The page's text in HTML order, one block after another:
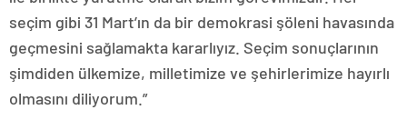
seçim gibi 31 Mart’ın da bir demokrasi şöleni havasında
geçmesini sağlamakta kararlıyız. Seçim sonuçlarının
şimdiden ülkemize, milletimize ve şehirlerimize hayırlı
olmasını diliyorum.”